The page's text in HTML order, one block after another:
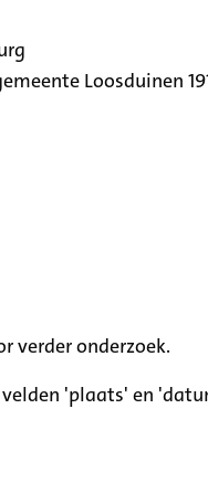
Loosduinen
verder onderzoek.
'plaats' en